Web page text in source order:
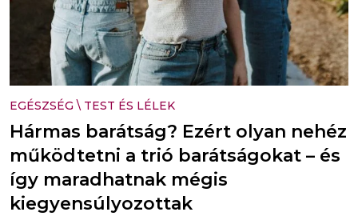
EGÉSZSÉG \ TEST ÉS LÉLEK
Hármas barátság? Ezért olyan nehéz
működtetni a trió barátságokat – és
így maradhatnak mégis
kiegyensúlyozottak